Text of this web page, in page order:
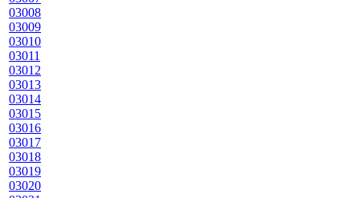
03008
03009
03010
03011
03012
03013
03014
03015
03016
03017
03018
03019
03020